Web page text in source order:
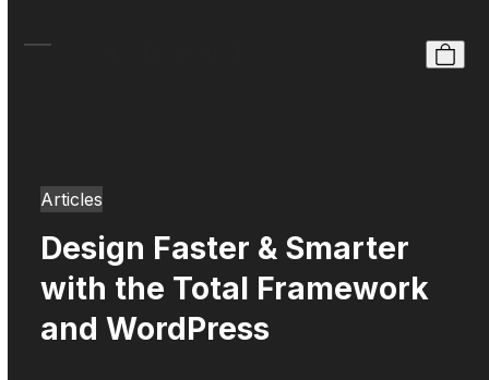
Articles
Design Faster & Smarter
with the Total Framework
and WordPress